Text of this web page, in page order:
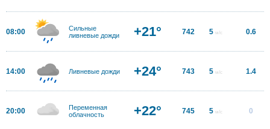
08:00
Сильные
ливневые дожди
+21° 742 5 м/с 0.6
14:00 Ливневые дожди +24° 743 5 м/с 1.4
20:00
Переменная
облачность
+22° 745 5 м/с 0